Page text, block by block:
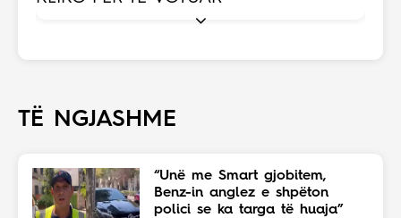
TË NGJASHME
“Unë me Smart gjobitem,
Benz-in anglez e shpëton
polici se ka targa të huaja”